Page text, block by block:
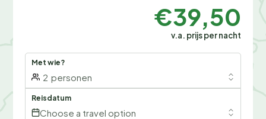
€39,50
v.a. prijs per nacht
Met wie?
2 personen
Reisdatum
Choose a travel option